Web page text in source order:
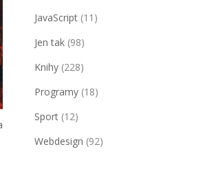
JavaScript(11)
Jen tak(98)
Knihy(228)
Programy(18)
Sport(12)
Webdesign (92)